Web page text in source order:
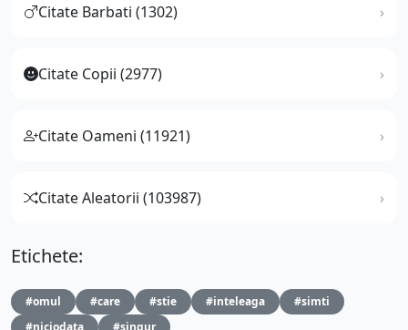
Citate Barbati (1302)
Citate Copii (2977)
Citate Oameni (11921)
Citate Aleatorii (103987)
Etichete:
#omul #care #stie #inteleaga
#simti
#niciodata
#singur